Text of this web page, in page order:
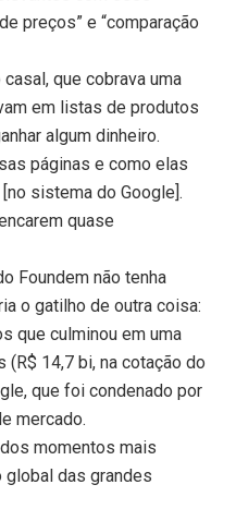
preços” e “comparação
que cobrava uma
em listas de produtos
algum dinheiro.
páginas e como elas
sistema do Google].
quase
Foundem não tenha
o gatilho de outra coisa:
que culminou em uma
14,7 bi, na cotação do
que foi condenado por
mercado.
momentos mais
global das grandes